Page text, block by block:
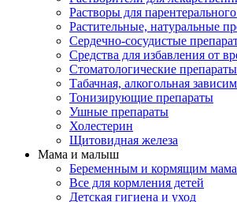
Растворы для
Растительные, натуральные
Сердечно-сосудистые
Средства для избавления от
Стоматологические препараты
Табачная, алкогольная
Тонизирующие препараты
Ушные препараты
Холестерин
Щитовидная железа
Мама и малыш
Беременным и кормящим
Все для кормления детей
Детская гигиена и уход